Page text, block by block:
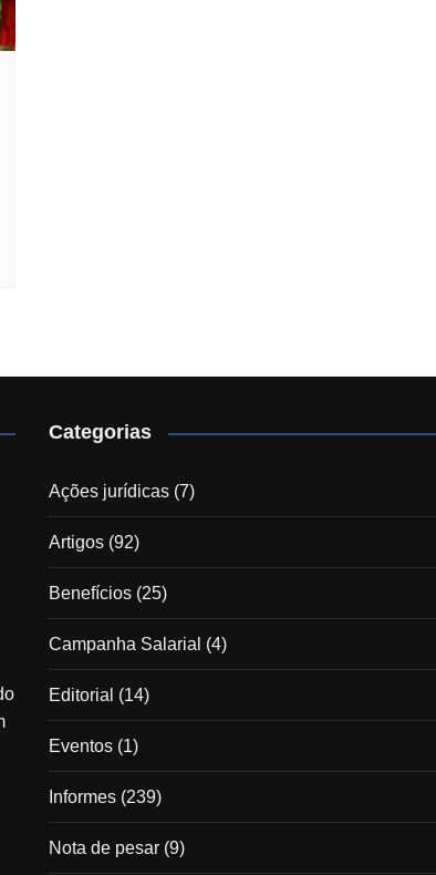
Categorias
Ações jurídicas (7)
Artigos (92)
Benefícios (25)
Campanha Salarial (4)
Editorial (14)
Eventos (1)
Informes (239)
Nota de pesar (9)